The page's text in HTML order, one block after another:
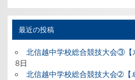
最近の投稿
北信越中学校総合競技大会③【
8日
北信越中学校総合競技大会➁【